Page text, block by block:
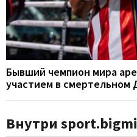
Бывший чемпион мира
участием в смертельном
Внутри